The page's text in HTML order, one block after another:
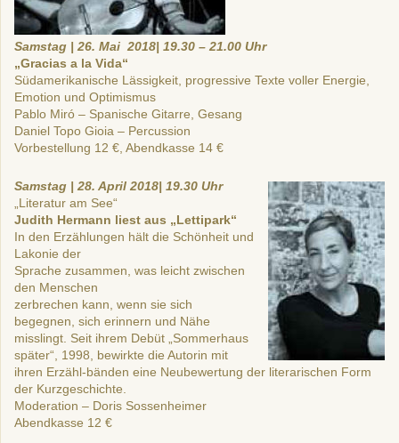
Samstag | 26. Mai 2018| 19.30 – 21.00 Uhr
„Gracias a la Vida“
Südamerikanische Lässigkeit, progressive Texte voller Energie,
Emotion und Optimismus
Pablo Miró – Spanische Gitarre, Gesang
Daniel Topo Gioia – Percussion
Vorbestellung 12 €, Abendkasse 14 €
Samstag | 28. April 2018| 19.30 Uhr
„Literatur am See“
Judith Hermann liest aus „Lettipark“
In den Erzählungen hält die Schönheit und
Lakonie der
Sprache zusammen, was leicht zwischen
den Menschen
zerbrechen kann, wenn sie sich
begegnen, sich erinnern und Nähe
misslingt. Seit ihrem Debüt „Sommerhaus
später“, 1998, bewirkte die Autorin mit
ihren Erzähl-bänden eine Neubewertung der literarischen Form
der Kurzgeschichte.
Moderation – Doris Sossenheimer
Abendkasse 12 €